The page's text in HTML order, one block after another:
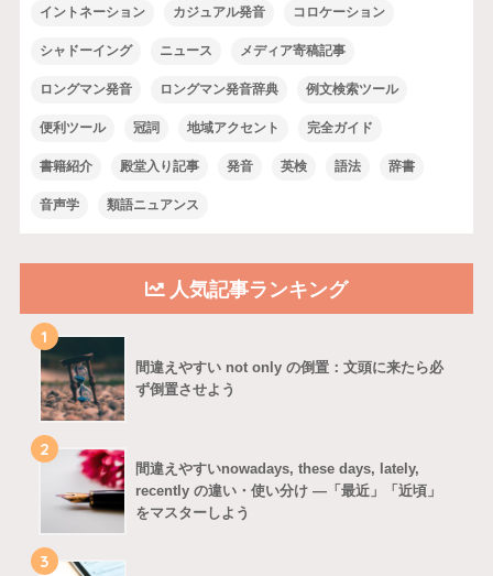
イントネーション カジュアル発音 コロケーション
シャドーイング ニュース メディア寄稿記事
ロングマン発音 ロングマン発音辞典 例文検索ツール
便利ツール 冠詞 地域アクセント 完全ガイド
書籍紹介 殿堂入り記事 発音 英検 語法 辞書
音声学 類語ニュアンス
人気記事ランキング
1
間違えやすい not only の倒置：文頭に来たら必
ず倒置させよう
2
間違えやすいnowadays, these days, lately,
recently の違い・使い分け ―「最近」「近頃」
をマスターしよう
3